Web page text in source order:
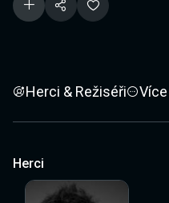
Herci & Režiséři
Herci